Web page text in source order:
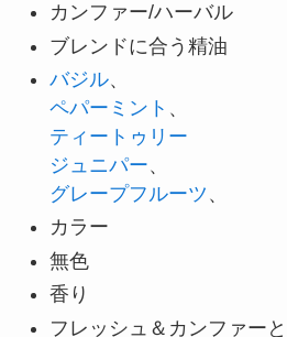
カンファー/ハーバル
ブレンドに合う精油
バジル、
ペパーミント 、
ティートゥリー
ジュニパー、
グレープフルーツ 、
カラー
無色
香り
フレッシュ＆カンファー